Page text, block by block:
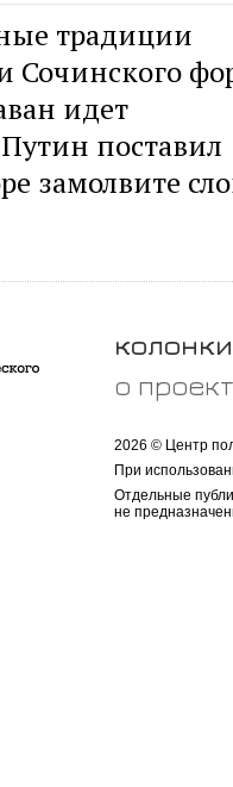
традиции
Сочинского
идет
поставил
замолвите
колонки
о
2026 © Центр
При
Отдельные
не